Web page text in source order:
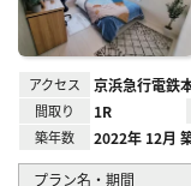
アクセス 京浜急行電鉄
間取り 1R
築年数 2022年 12月
プラン名・期間